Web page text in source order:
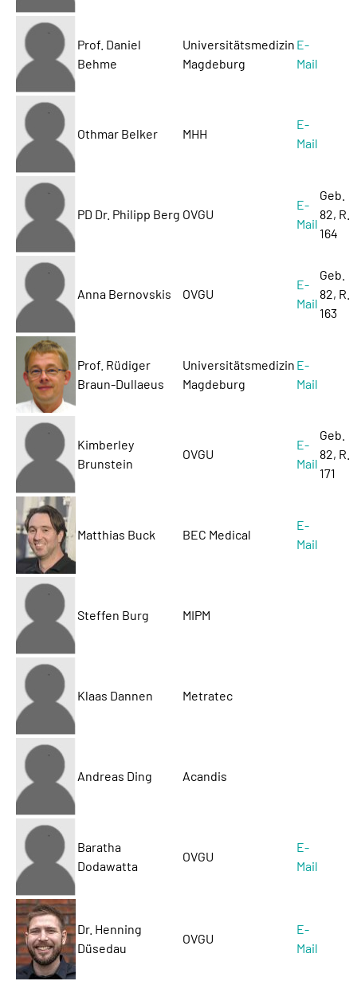
Prof. Daniel
Behme
Universitätsmedizin
Magdeburg
E-
Mail
Othmar Belker MHH
E-
Mail
PD Dr. Philipp Berg OVGU
E-
Mail
Geb.
82, R.
164
Anna Bernovskis OVGU
E-
Mail
Geb.
82, R.
163
Prof. Rüdiger
Braun-Dullaeus
Universitätsmedizin
Magdeburg
E-
Mail
Kimberley
Brunstein
OVGU
E-
Mail
Geb.
82, R.
171
Matthias Buck BEC Medical
E-
Mail
Steffen Burg MIPM
Klaas Dannen Metratec
Andreas Ding Acandis
Baratha
Dodawatta
OVGU
E-
Mail
Dr. Henning
Düsedau
OVGU
E-
Mail